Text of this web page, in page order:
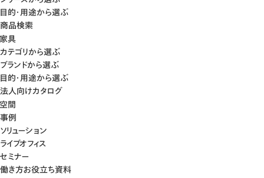
目的・用途から選ぶ
商品検索
家具
カテゴリから選ぶ
ブランドから選ぶ
目的・用途から選ぶ
法人向けカタログ
空間
事例
ソリューション
ライブオフィス
セミナー
働き方お役立ち資料